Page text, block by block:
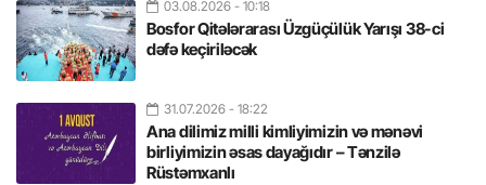
03.08.2026 - 10:18
Bosfor Qitələrarası Üzgüçülük Yarışı 38-ci
dəfə keçiriləcək
31.07.2026 - 18:22
Ana dilimiz milli kimliyimizin və mənəvi
birliyimizin əsas dayağıdır – Tənzilə
Rüstəmxanlı